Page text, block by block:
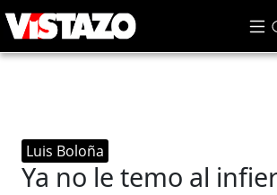
Luis Boloña
Ya no le temo al